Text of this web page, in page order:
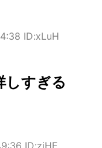
ID:xLuH
しすぎる